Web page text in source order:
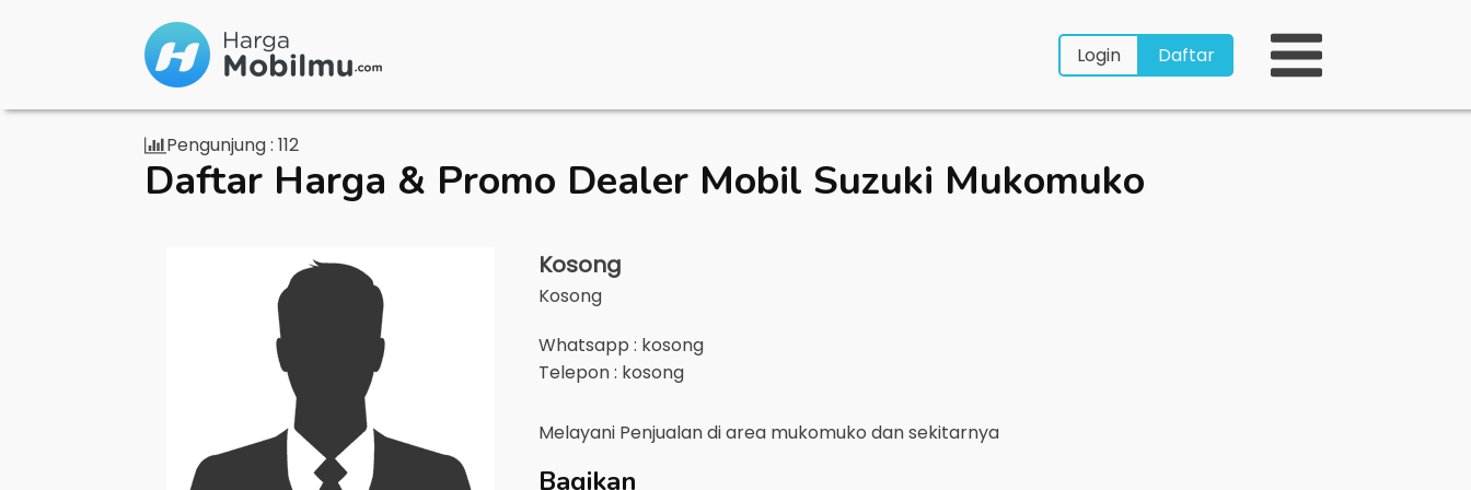
Login Daftar
Pengunjung : 112
Daftar Harga & Promo Dealer Mobil Suzuki Mukomuko
Kosong
Kosong
Whatsapp : kosong
Telepon : kosong
Melayani Penjualan di area mukomuko dan sekitarnya
Bagikan